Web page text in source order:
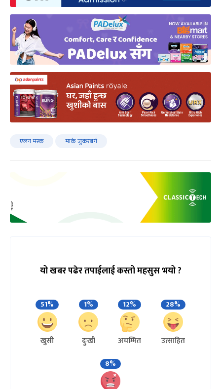
एलन मस्क मार्क जुकरबर्ग
यो खबर पढेर तपाईलाई कस्तो महसुस भयो ?
51%
खुसी
1%
दुःखी
12%
अचम्मित
28%
उत्साहित
8%